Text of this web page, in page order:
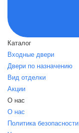
Каталог
Входные двери
Двери по назначению
Вид отделки
Акции
О нас
О нас
Политика безопасности